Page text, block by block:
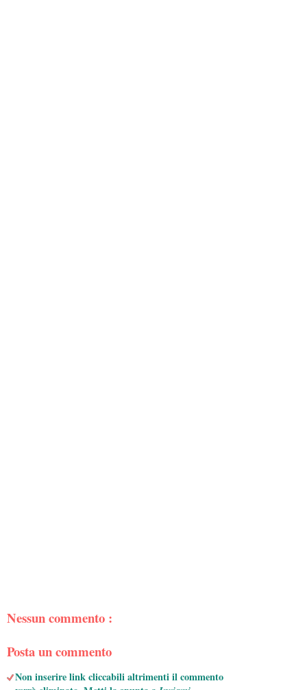
Nessun commento :
Posta un commento
Non inserire link cliccabili altrimenti il commento